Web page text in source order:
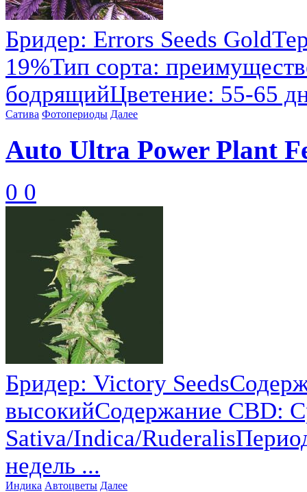
Бридер: Errors Seeds
19%Тип сорта:
бодрящийЦветение: 55-65
Сатива Фотопериоды Далее
Auto Ultra Power Plant
0 0
Бридер: Victory
высокийСодержание CBD:
Sativa/Indica/
недель ...
Индика Автоцветы Далее